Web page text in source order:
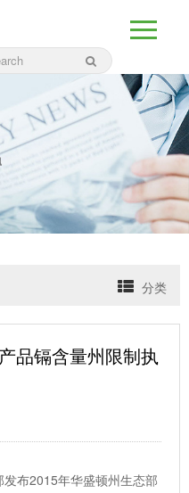
分类
品镉含量州限制执
布2015年华盛顿州生态部